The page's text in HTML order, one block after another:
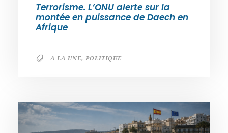
Terrorisme. L’ONU alerte sur la
montée en puissance de Daech en
Afrique
A LA UNE, POLITIQUE